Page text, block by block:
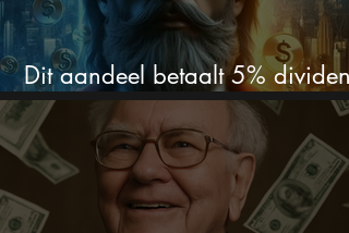
Dit aandeel betaalt 5%
Ik koop nog steeds bij